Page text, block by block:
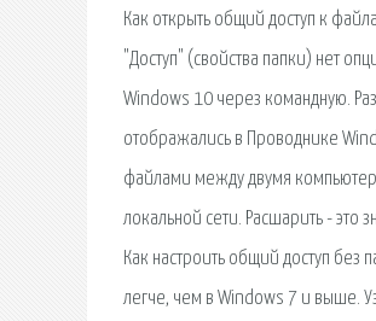
Как открыть общий доступ к
"Доступ" (свойства папки) нет
Windows 10 через командную.
отображались в Проводнике
файлами между двумя
локальной сети. Расшарить - это
Как настроить общий доступ без
легче, чем в Windows 7 и выше.